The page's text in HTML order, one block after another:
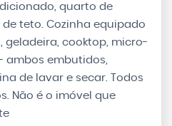
quarto de
teto. Cozinha equipado
geladeira, cooktop, micro-
ambos embutidos,
de lavar e secar. Todos
Não é o imóvel que